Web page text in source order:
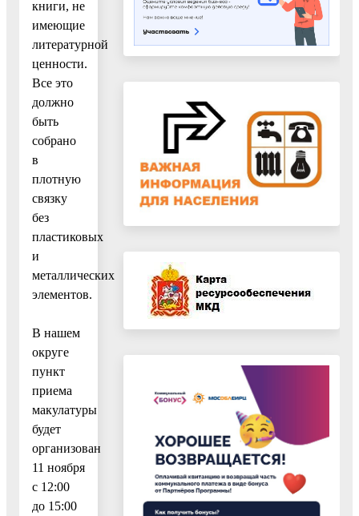
книги, не
имеющие
литературной
ценности.
Все это
должно
быть
собрано
в
плотную
связку
без
пластиковых
и
металлических
элементов.
В нашем
округе
пункт
приема
макулатуры
будет
организован
11 ноября
с 12:00
до 15:00